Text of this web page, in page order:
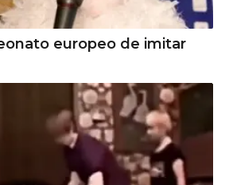
europeo de imitar